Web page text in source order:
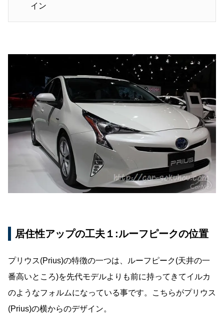
イン
居住性アップの工夫１:ルーフピークの位置
プリウス(Prius)の特徴の一つは、ルーフピーク(天井の一
番高いところ)を先代モデルよりも前に持ってきてイルカ
のようなフォルムになっている事です。こちらがプリウス
(Prius)の横からのデザイン。